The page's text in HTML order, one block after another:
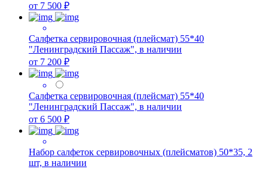
от 7 500 ₽
Салфетка сервировочная (плейсмат) 55*40
"Ленинградский Пассаж", в наличии
от 7 200 ₽
Салфетка сервировочная (плейсмат) 55*40
"Ленинградский Пассаж", в наличии
от 6 500 ₽
Набор салфеток сервировочных (плейсматов) 50*35, 2
шт, в наличии